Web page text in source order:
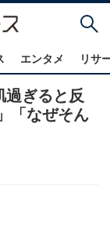
エンタメ リサ
過ぎると反
「なぜそん